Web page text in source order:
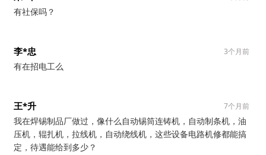
有社保吗？
李*忠
有在招电工么
3个月前
王*升
我在焊锡制品厂做过，像什么自动锡筒连铸机，自动制条机，油
压机，辊扎机，拉线机，自动绕线机，这些设备电路机修都能搞
定，待遇能给到多少？
7个月前